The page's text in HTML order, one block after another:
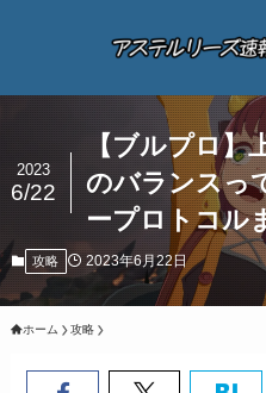
【ブルプロ】
のバランスっ
ープロトコル
2023
6/22
攻略 2023年6月22日
ホーム 攻略